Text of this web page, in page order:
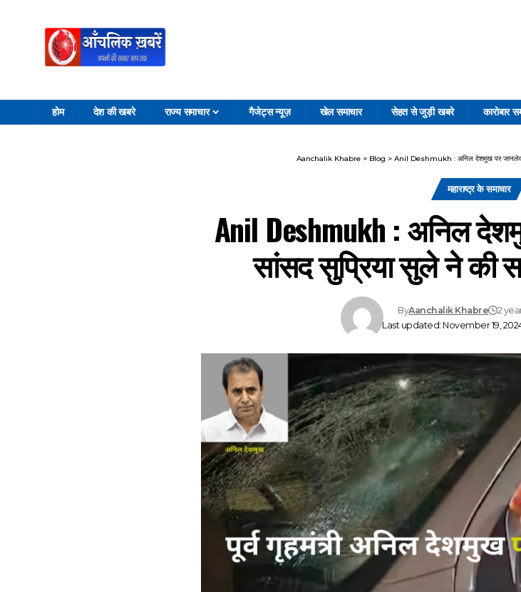
होम देश की खबरे राज्य समाचार गैजेट्स न्यूज़ खेल समाचार सेहत से जुड़ी खबरे कारोबार
Aanchalik Khabre > Blog > Anil Deshmukh : अनिल देशमुख पर जानलेवा
महाराष्ट्र के समाचार
Anil Deshmukh : अनिल
सांसद सुप्रिया सुले ने की
Last updated: November 19,
ByAanchalik Khabre 2